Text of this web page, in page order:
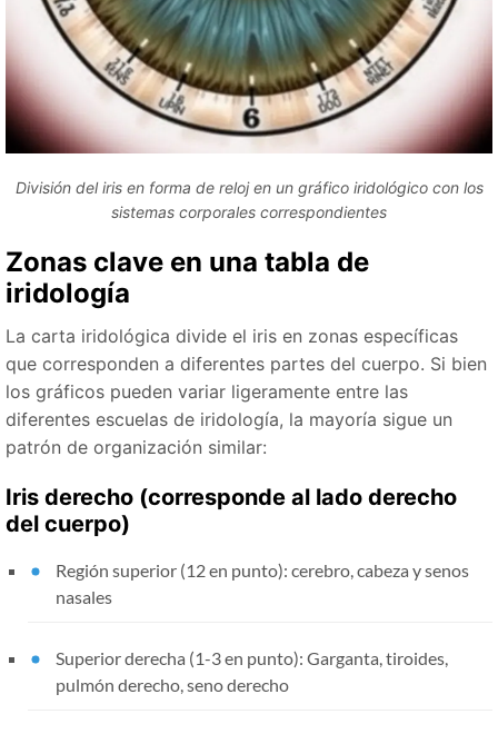
División del iris en forma de reloj en un gráfico iridológico con los
sistemas corporales correspondientes
Zonas clave en una tabla de
iridología
La carta iridológica divide el iris en zonas específicas
que corresponden a diferentes partes del cuerpo. Si bien
los gráficos pueden variar ligeramente entre las
diferentes escuelas de iridología, la mayoría sigue un
patrón de organización similar:
Iris derecho (corresponde al lado derecho
del cuerpo)
Región superior (12 en punto): cerebro, cabeza y senos
nasales
Superior derecha (1-3 en punto): Garganta, tiroides,
pulmón derecho, seno derecho